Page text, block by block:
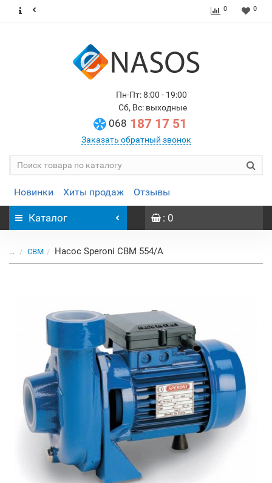
0 0
Пн-Пт: 8:00 - 19:00
Сб, Вс: выходные
068 187 17 51
Заказать обратный звонок
Новинки Хиты продаж Отзывы
Каталог : 0
... CBM Насос Speroni CBM 554/A